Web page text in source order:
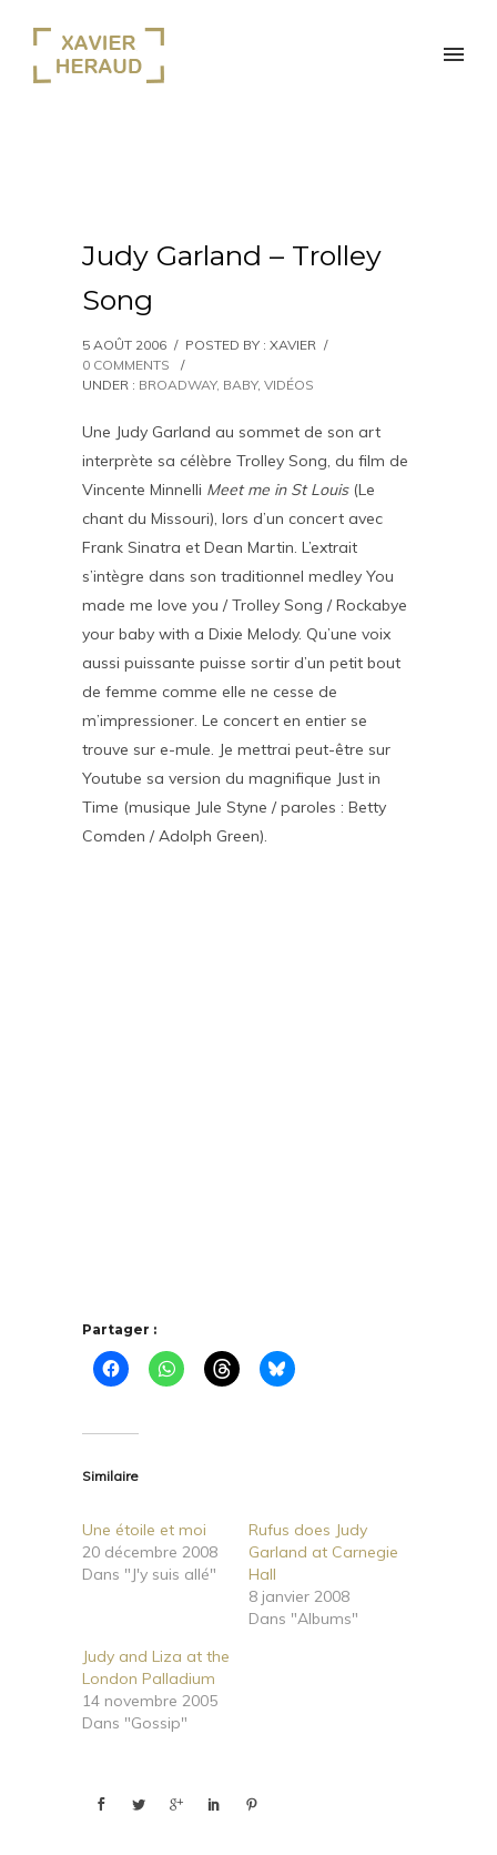
Judy Garland – Trolley
Song
5 AOÛT 2006 / POSTED BY : XAVIER /
0 COMMENTS
/
UNDER : BROADWAY, BABY, VIDÉOS
Une Judy Garland au sommet de son art
interprète sa célèbre Trolley Song, du film de
Vincente Minnelli Meet me in St Louis(Le
chant du Missouri), lors d’un concert avec
Frank Sinatra et Dean Martin. L’extrait
s’intègre dans son traditionnel medley You
made me love you / Trolley Song / Rockabye
your baby with a Dixie Melody. Qu’une voix
aussi puissante puisse sortir d’un petit bout
de femme comme elle ne cesse de
m’impressioner. Le concert en entier se
trouve sur e-mule. Je mettrai peut-être sur
Youtube sa version du magnifique Just in
Time (musique Jule Styne / paroles : Betty
Comden / Adolph Green).
Partager :
Similaire
Une étoile et moi
20 décembre 2008
Dans "J'y suis allé"
Rufus does Judy
Garland at Carnegie
Hall
8 janvier 2008
Dans "Albums"
Judy and Liza at the
London Palladium
14 novembre 2005
Dans "Gossip"